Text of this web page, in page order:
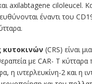
axilabtagene ciloleucel.
έναντι του
(CRS) είναι
με CAR- Τ
ιντερλευκίνη-2 και η